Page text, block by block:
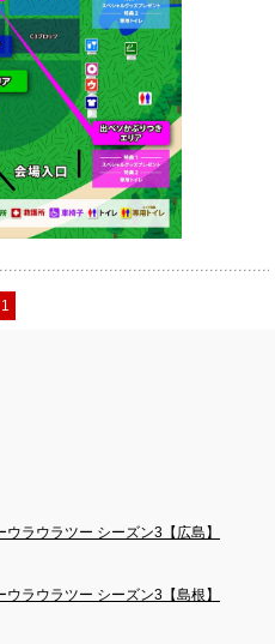
1
ラウラツー シーズン3【広島】
ラウラツー シーズン3【島根】